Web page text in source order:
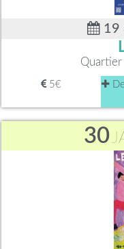
19
Quartier
5€
30